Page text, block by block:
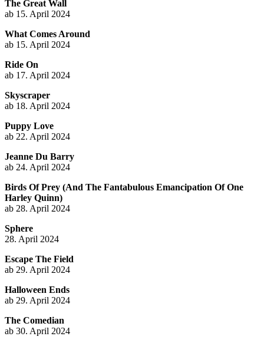
The Great Wall
ab 15. April 2024
What Comes Around
ab 15. April 2024
Ride On
ab 17. April 2024
Skyscraper
ab 18. April 2024
Puppy Love
ab 22. April 2024
Jeanne Du Barry
ab 24. April 2024
Birds Of Prey (And The Fantabulous Emancipation Of One
Harley Quinn)
ab 28. April 2024
Sphere
28. April 2024
Escape The Field
ab 29. April 2024
Halloween Ends
ab 29. April 2024
The Comedian
ab 30. April 2024